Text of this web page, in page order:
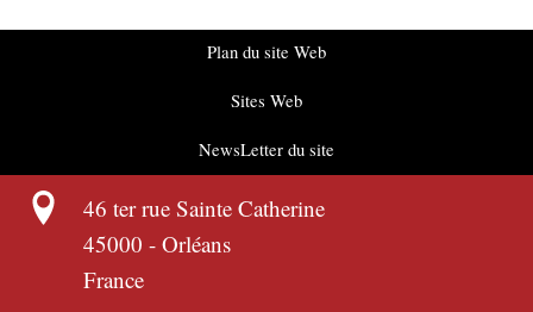
Plan du site Web
Sites Web
NewsLetter du site
46 ter rue Sainte Catherine
45000 - Orléans
France